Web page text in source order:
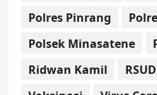
Polres Pinrang
Polsek Minasatene
Ridwan Kamil